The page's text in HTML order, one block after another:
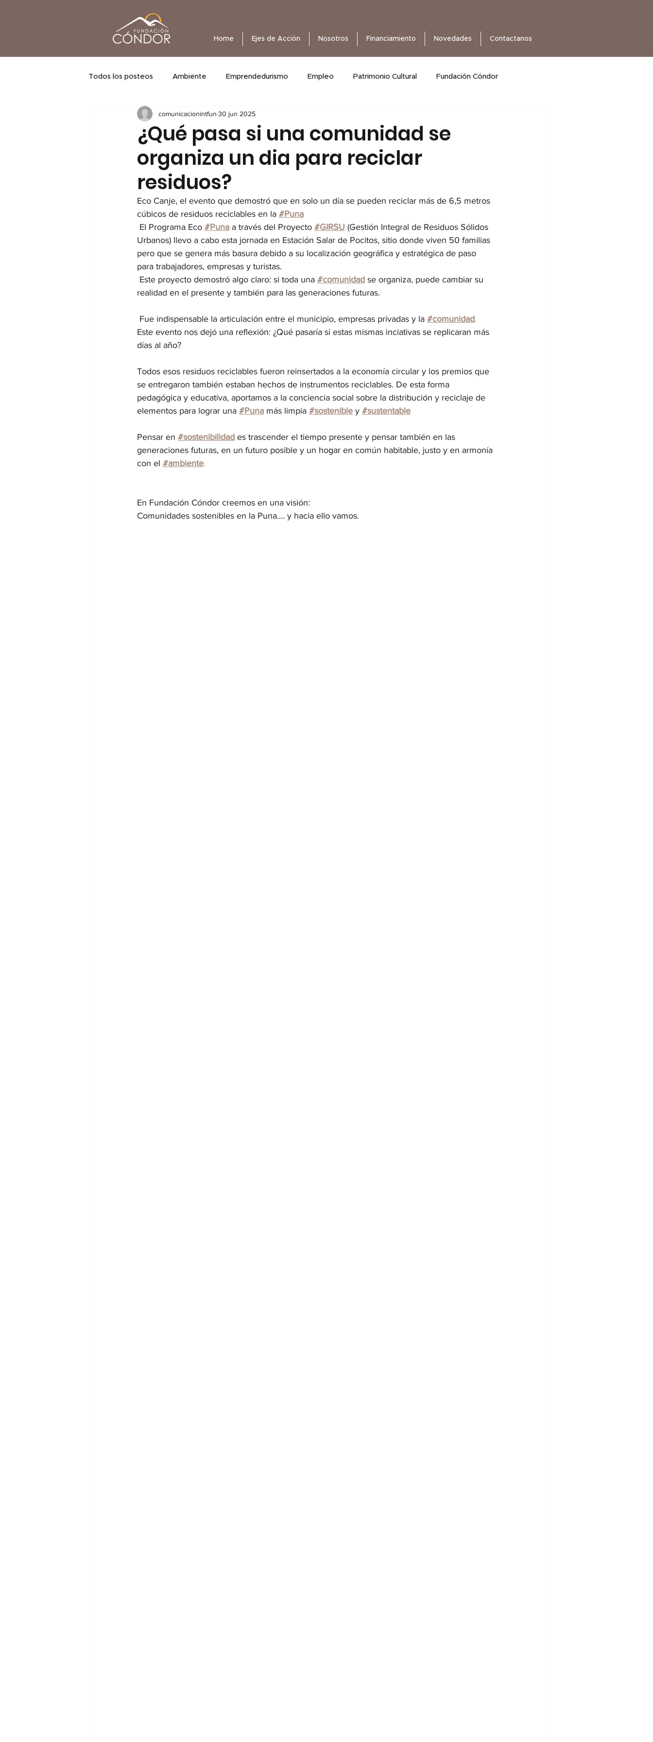
Home Ejes de Acción Nosotros Financiamiento Novedades Contactanos
Todos los posteos Ambiente Emprendedurismo Empleo Patrimonio Cultural Fundación Cóndor
¿Qué pasa si una comunidad se
organiza un dia para reciclar
residuos?
comunicacionintfun 30 jun 2025
Eco Canje, el evento que demostró que en solo un día se pueden reciclar más de 6,5 metros
cúbicos de residuos reciclables en la #Puna
El Programa Eco #Puna a través del Proyecto #GIRSU (Gestión Integral de Residuos Sólidos
Urbanos) llevo a cabo esta jornada en Estación Salar de Pocitos, sitio donde viven 50 familias
pero que se genera más basura debido a su localización geográfica y estratégica de paso
para trabajadores, empresas y turistas.
Este proyecto demostró algo claro: si toda una #comunidad se organiza, puede cambiar su
realidad en el presente y también para las generaciones futuras.
Fue indispensable la articulación entre el municipio, empresas privadas y la #comunidad.
Este evento nos dejó una reflexión: ¿Qué pasaría si estas mismas inciativas se replicaran más
días al año?
Todos esos residuos reciclables fueron reinsertados a la economía circular y los premios que
se entregaron también estaban hechos de instrumentos reciclables. De esta forma
pedagógica y educativa, aportamos a la conciencia social sobre la distribución y reciclaje de
elementos para lograr una #Puna más limpia #sostenible y #sustentable
Pensar en #sostenibilidad es trascender el tiempo presente y pensar también en las
generaciones futuras, en un futuro posible y un hogar en común habitable, justo y en armonía
con el #ambiente.
En Fundación Cóndor creemos en una visión:
Comunidades sostenibles en la Puna.... y hacia ello vamos.